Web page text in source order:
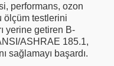
performans, ozon
ölçüm testlerini
yerine getiren B-
ASHRAE 185.1,
sağlamayı başardı.